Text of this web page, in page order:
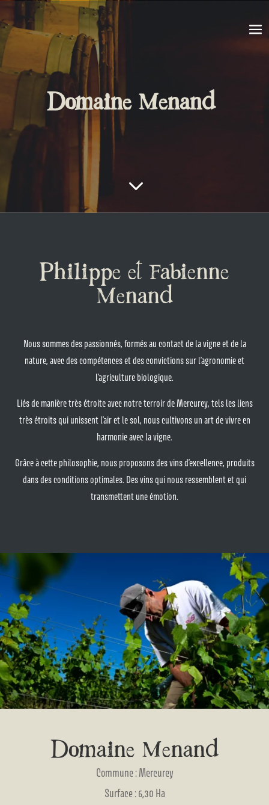
Domaine Menand
3
Philippe et Fabienne
Menand
Nous sommes des passionnés, formés au contact de la vigne et de la
nature, avec des compétences et des convictions sur l’agronomie et
l’agriculture biologique.
Liés de manière très étroite avec notre terroir de Mercurey, tels les liens
très étroits qui unissent l’air et le sol, nous cultivons un art de vivre en
harmonie avec la vigne.
Grâce à cette philosophie, nous proposons des vins d’excellence, produits
dans des conditions optimales. Des vins qui nous ressemblent et qui
transmettent une émotion.
Domaine Menand
Commune : Mercurey
Surface : 6,30 Ha